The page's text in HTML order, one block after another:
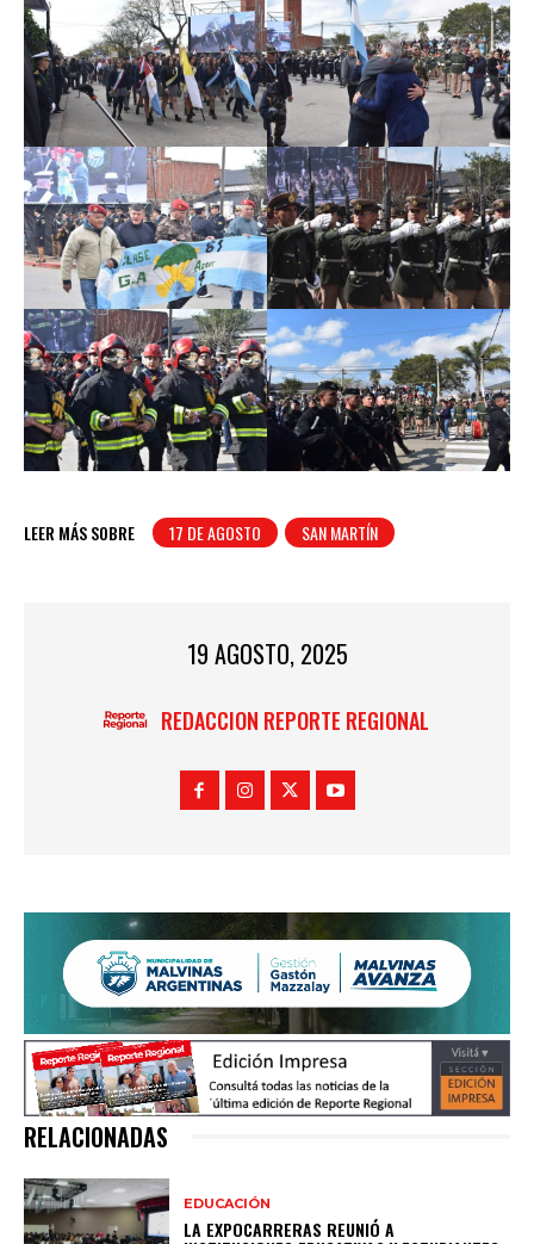
LEER MÁS SOBRE 17 DE AGOSTO SAN MARTÍN
19 AGOSTO, 2025
REDACCION REPORTE REGIONAL
RELACIONADAS
EDUCACIÓN
LA EXPOCARRERAS REUNIÓ A